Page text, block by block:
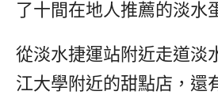
了十間在地人推薦的淡水
從淡水捷運站附近走道淡
江大學附近的甜點店，還